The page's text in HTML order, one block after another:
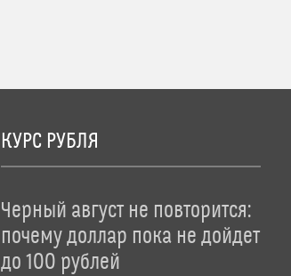
КУРС РУБЛЯ
Черный август не повторится:
почему доллар пока не дойдет
до 100 рублей